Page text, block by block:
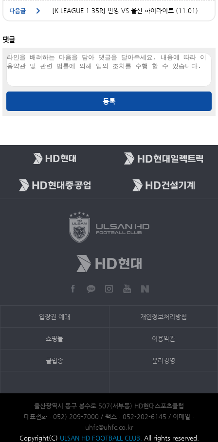
[K LEAGUE 1 35R] 안양 VS 울산 하이라이트 (11.01)
댓글
등록
입장권 예매 개인정보처리방침
쇼핑몰 이용약관
클럽송 윤리경영
울산광역시 동구 봉수로 507(서부동) HD현대스포츠클럽
대표전화 : 052) 209-7000 / 팩스 : 052-202-6145 / 이메일 :
uhfc@uhfc.co.kr
Copyright(C) ULSAN HD FOOTBALL CLUB. All rights reserved.